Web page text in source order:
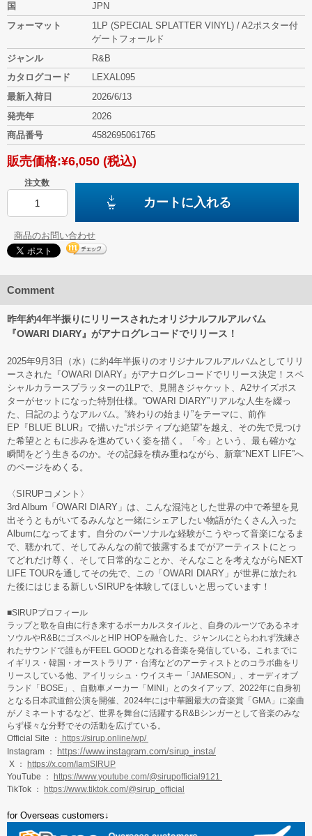
国
JPN
フォーマット
1LP (SPECIAL SPLATTER VINYL) / A2ポスター付
ゲートフォールド
ジャンル
R&B
カタログコード
LEXAL095
最新入荷日
2026/6/13
発売年
2026
商品番号
4582695061765
販売価格:¥6,050 (税込)
注文数
カートに入れる
商品のお問い合わせ
Comment
昨年約4年半振りにリリースされたオリジナルフルアルバム
『OWARI DIARY』がアナログレコードでリリース！
2025年9月3日（水）に約4年半振りのオリジナルフルアルバムとしてリリ
ースされた『OWARI DIARY』がアナログレコードでリリース決定！スペ
シャルカラースプラッターの1LPで、見開きジャケット、A2サイズポス
ターがセットになった特別仕様。“OWARI DIARY”リアルな人生を綴っ
た、日記のようなアルバム。“終わりの始まり”をテーマに、前作
EP『BLUE BLUR』で描いた“ポジティブな絶望”を越え、その先で見つけ
た希望とともに歩みを進めていく姿を描く。「今」という、最も確かな
瞬間をどう生きるのか。その記録を積み重ねながら、新章“NEXT LIFE”へ
のページをめくる。
〈SIRUPコメント〉
3rd Album「OWARI DIARY」は、こんな混沌とした世界の中で希望を見
出そうともがいてるみんなと一緒にシェアしたい物語がたくさん入った
Albumになってます。自分のパーソナルな経験がこうやって音楽になるま
で、聴かれて、そしてみんなの前で披露するまでがアーティストにとっ
てどれだけ尊く、そして日常的なことか、そんなことを考えながらNEXT
LIFE TOURを通してその先で、この「OWARI DIARY」が世界に放たれ
た後にはじまる新しいSIRUPを体験してほしいと思っています！
■SIRUPプロフィール
ラップと歌を自由に行き来するボーカルスタイルと、自身のルーツであるネオ
ソウルやR&BにゴスペルとHIP HOPを融合した、ジャンルにとらわれず洗練さ
れたサウンドで誰もがFEEL GOODとなれる音楽を発信している。これまでに
イギリス・韓国・オーストラリア・台湾などのアーティストとのコラボ曲をリ
リースしている他、アイリッシュ・ウイスキー「JAMESON」、オーディオブ
ランド「BOSE」、自動車メーカー「MINI」とのタイアップ、2022年に自身初
となる日本武道館公演を開催、2024年には中華圏最大の音楽賞「GMA」に楽曲
がノミネートするなど、世界を舞台に活躍するR&Bシンガーとして音楽のみな
らず様々な分野でその活動を広げている。
Official Site ： https://sirup.online/wp/
Instagram ： https://www.instagram.com/sirup_insta/
X ： https://x.com/IamSIRUP
YouTube ： https://www.youtube.com/@sirupofficial9121
TikTok ： https://www.tiktok.com/@sirup_official
for Overseas customers↓